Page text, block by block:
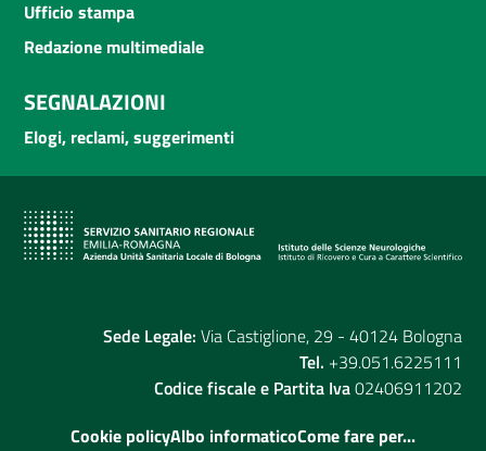
Ufficio stampa
Redazione multimediale
SEGNALAZIONI
Elogi, reclami, suggerimenti
Sede Legale: Via Castiglione, 29 - 40124 Bologna
Tel. +39.051.6225111
Codice fiscale e Partita Iva02406911202
Cookie policyAlbo informaticoCome fare per...